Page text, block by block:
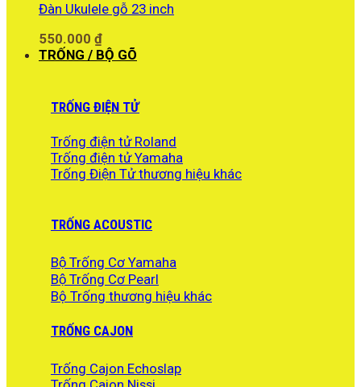
Đàn Ukulele gỗ 23 inch
550.000 ₫
TRỐNG / BỘ GÕ
TRỐNG ĐIỆN TỬ
Trống điện tử Roland
Trống điện tử Yamaha
Trống Điện Tử thương hiệu khác
TRỐNG ACOUSTIC
Bộ Trống Cơ Yamaha
Bộ Trống Cơ Pearl
Bộ Trống thương hiệu khác
TRỐNG CAJON
Trống Cajon Echoslap